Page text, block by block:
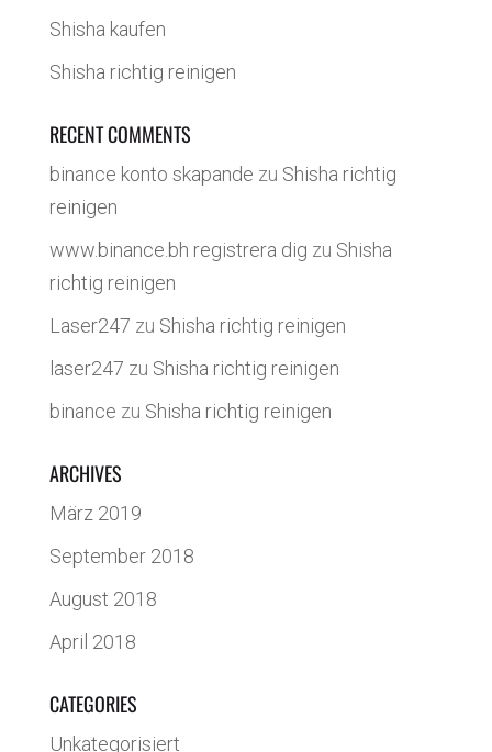
Shisha kaufen
Shisha richtig reinigen
RECENT COMMENTS
binance konto skapande zu Shisha richtig
reinigen
www.binance.bh registrera dig zu Shisha
richtig reinigen
Laser247 zu Shisha richtig reinigen
laser247 zu Shisha richtig reinigen
binance zu Shisha richtig reinigen
ARCHIVES
März 2019
September 2018
August 2018
April 2018
CATEGORIES
Unkategorisiert